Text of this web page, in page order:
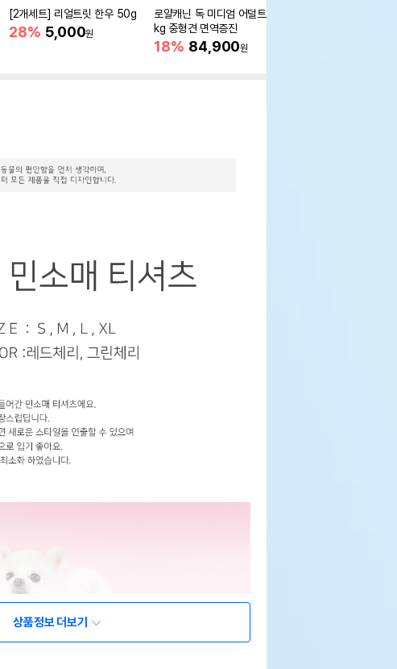
[2개세트] 리얼트릿 한우 50g
28% 5,000원
로얄캐닌 독 미디엄 어덜트 10
kg 중형견 면역증진
18% 84,900원
상품정보 더보기